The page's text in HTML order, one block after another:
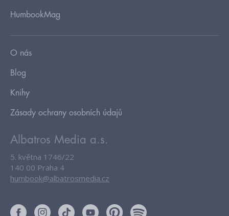
HumbookMag
O nás
Blog
Knihy
Zásady ochrany osobních údajů
Albatros Media a.s.
5. května 1746/22
140 00 Praha 4
humbook@albatrosmedia.cz